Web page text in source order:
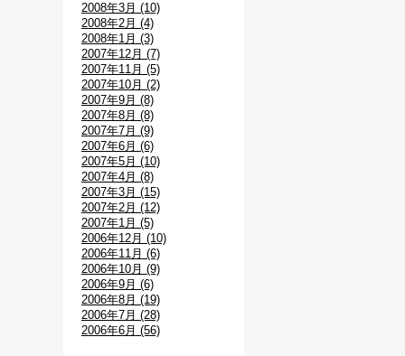
2008年3月 (10)
2008年2月 (4)
2008年1月 (3)
2007年12月 (7)
2007年11月 (5)
2007年10月 (2)
2007年9月 (8)
2007年8月 (8)
2007年7月 (9)
2007年6月 (6)
2007年5月 (10)
2007年4月 (8)
2007年3月 (15)
2007年2月 (12)
2007年1月 (5)
2006年12月 (10)
2006年11月 (6)
2006年10月 (9)
2006年9月 (6)
2006年8月 (19)
2006年7月 (28)
2006年6月 (56)